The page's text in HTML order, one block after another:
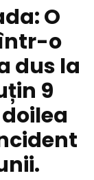
O
o
dus la
9